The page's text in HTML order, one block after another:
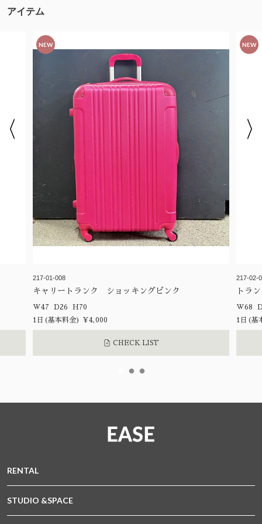
アイテム
NEW
217-01-008
キャリートランク ショッキングピンク
W47 D26 H70
1日(基本料金) ¥4,000
CHECK LIST
NEW
217-02-
トラ
1日(基
RENTAL
STUDIO &SPACE